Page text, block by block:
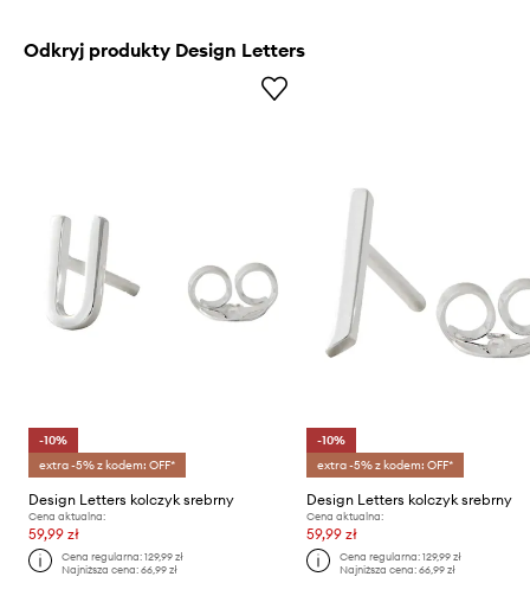
Odkryj produkty Design Letters
-10%
extra -5% z kodem: OFF*
Design Letters kolczyk srebrny
Cena aktualna:
59,99 zł
Cena regularna:129,99 zł
Najniższa cena:66,99 zł
-10%
extra -5% z kodem: OFF*
Design Letters kolczyk srebrny
Cena aktualna:
59,99 zł
Cena regularna: 129,99 zł
Najniższa cena: 66,99 zł